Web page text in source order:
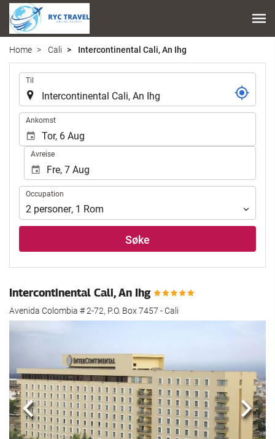
Home Cali Intercontinental Cali, An Ihg
Til
Ankomst
Avreise
Occupation
Occupation
2 personer, 1 Rom
Søke
Intercontinental Cali, An Ihg
Avenida Colombia # 2-72, P.O. Box 7457 - Cali
Forrige